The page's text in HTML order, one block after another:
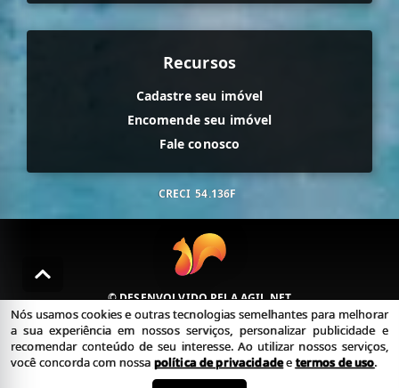
Recursos
Cadastre seu imóvel
Encomende seu imóvel
Fale conosco
CRECI 54.136F
© DESENVOLVIDO PELAAGIL.NET
Nós usamos cookies e outras tecnologias semelhantes para
melhorar a sua experiência em nossos serviços, personalizar
publicidade e recomendar conteúdo de seu interesse. Ao utilizar
nossos serviços, você concorda com nossa política de privacidade e
Nós usamos cookies e outras tecnologias semelhantes para melhorar
a sua experiência em nossos serviços, personalizar publicidade e
recomendar conteúdo de seu interesse. Ao utilizar nossos serviços,
você concorda com nossa política de privacidadeetermos de uso.